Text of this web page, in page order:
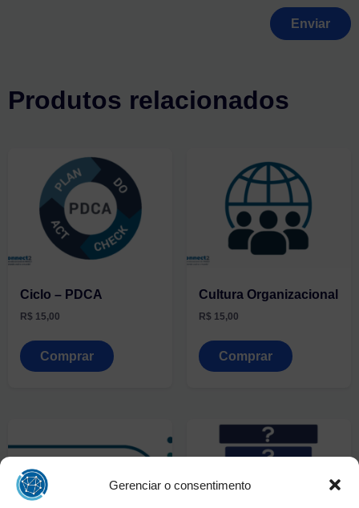
Gerenciar o consentimento
Produtos relacionados
Ciclo – PDCA
R$ 15,00
Comprar
Cultura Organizacional
R$ 15,00
Comprar